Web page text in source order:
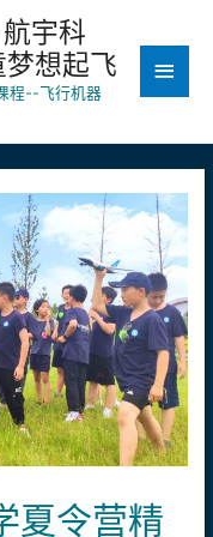
宇科
想起飞
程--飞行机器
夏令营精